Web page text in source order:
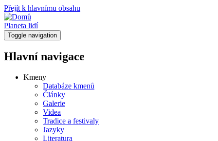
Přejít k hlavnímu obsahu
Planeta lidí
Toggle navigation
Hlavní navigace
Kmeny
Databáze kmenů
Články
Galerie
Videa
Tradice a festivaly
Jazyky
Literatura